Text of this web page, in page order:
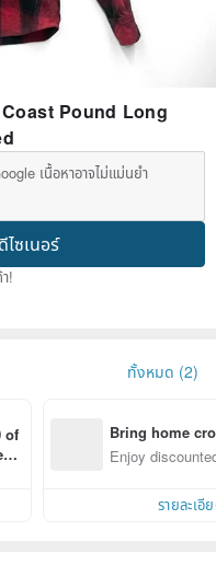
Pound Long
เนื้อหาอาจไม่แม่นยำ
ซเนอร์
!
ทั้งหมด (2)
of
Bring home
n with ease
Enjoy
รายละเอี